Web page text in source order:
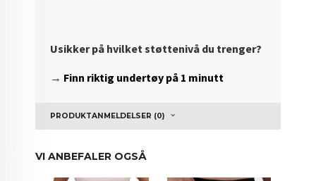
Usikker på hvilket støttenivå du trenger?
→ Finn riktig undertøy på 1 minutt
PRODUKTANMELDELSER (0)
VI ANBEFALER OGSÅ